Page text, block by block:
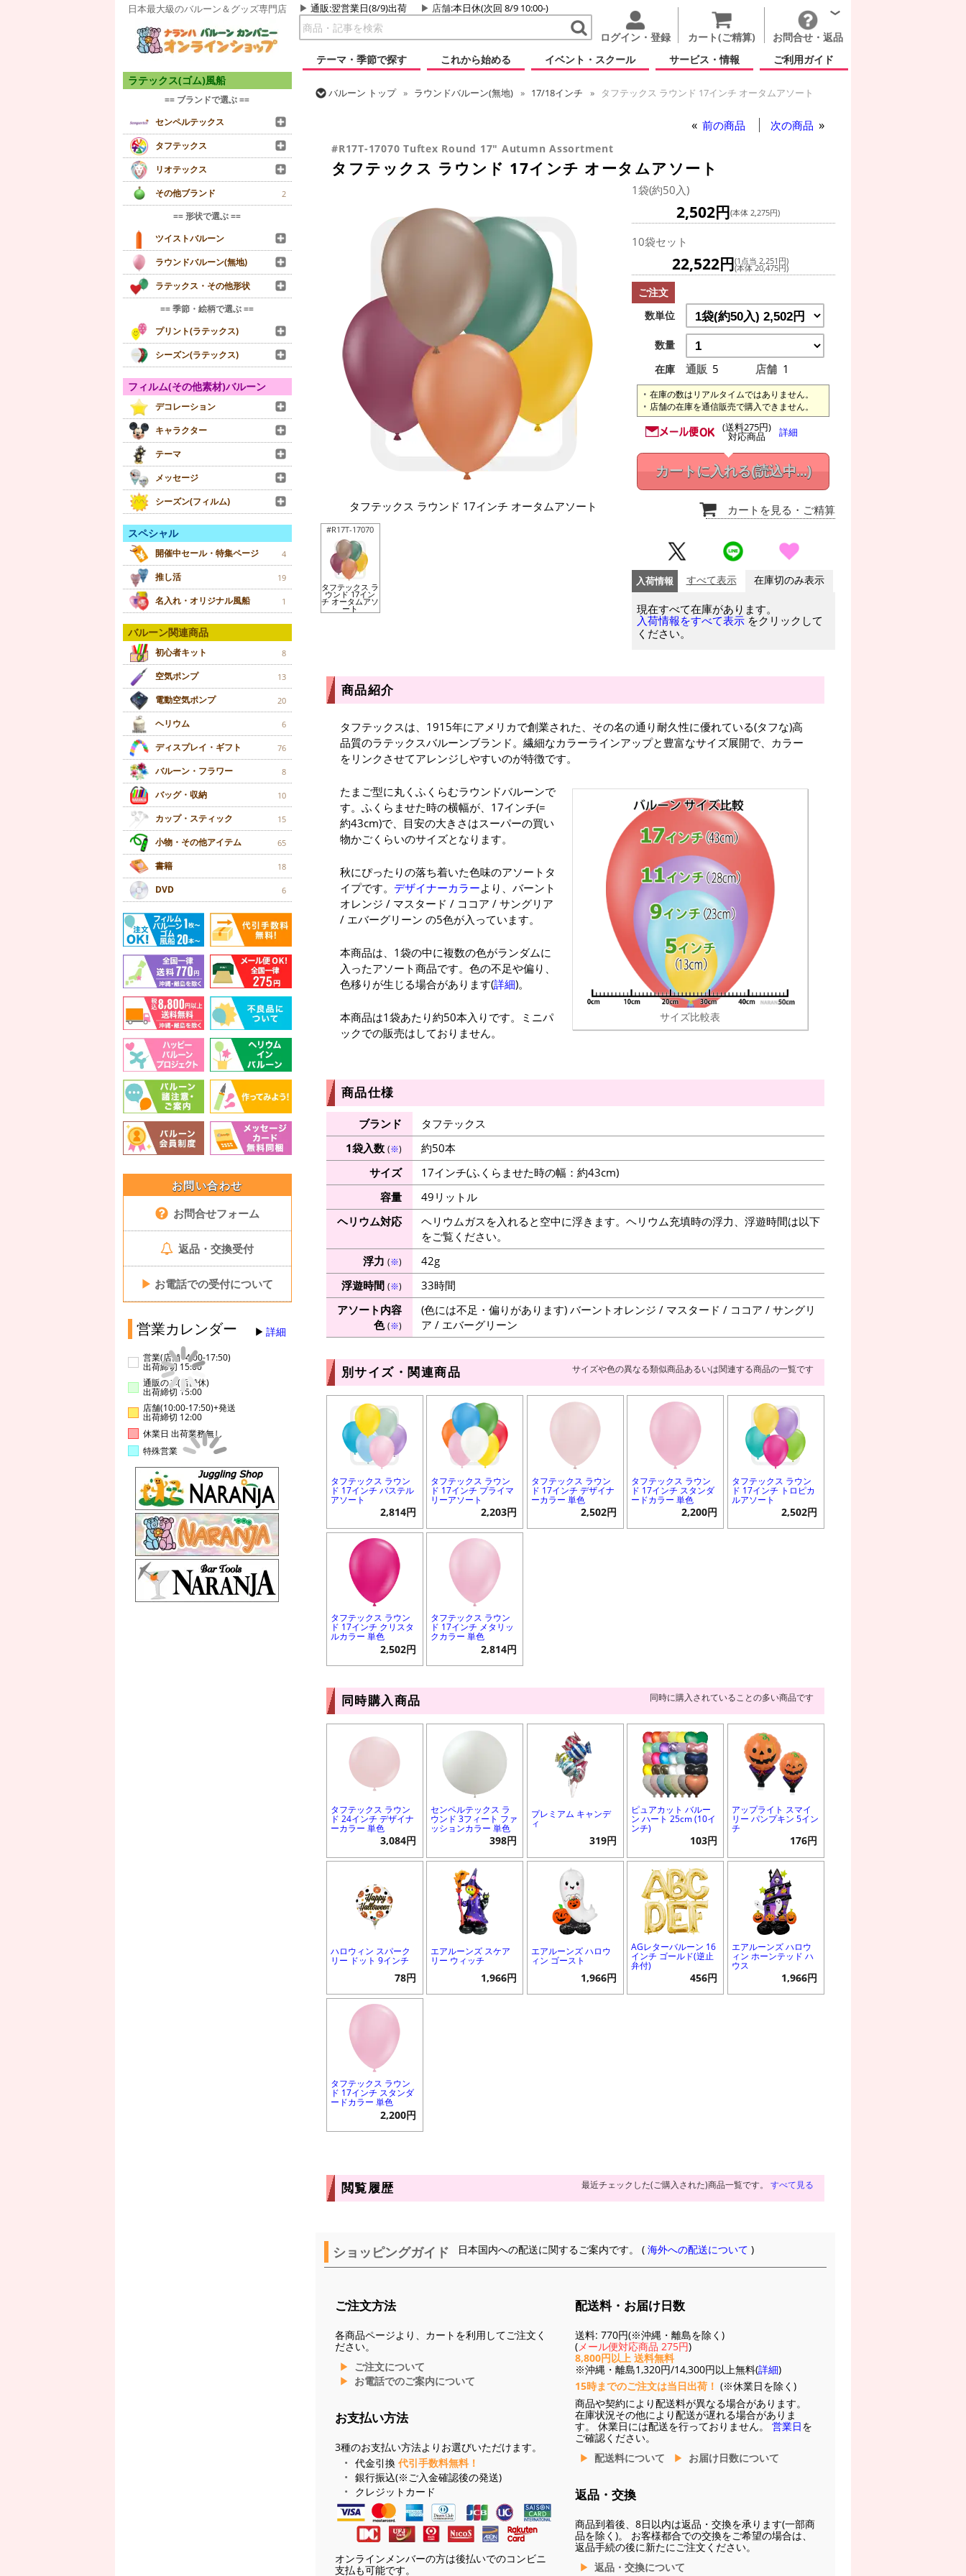
日本最大級のバルーン＆グッズ専門店 通販:翌営業日(8/9)出荷 店舗:本日休(次回 8/9 10:00-)
ログイン・登録 カート(ご精算)
お問合せ・返品
テーマ・季節で探す
これから始める イベント・スクール サービス・情報 ご利用ガイド
ラテックス(ゴム)風船
== ブランドで選ぶ ==
センペルテックス
タフテックス
リオテックス
その他ブランド
2
== 形状で選ぶ ==
ツイストバルーン
ラウンドバルーン(無地)
ラテックス・その他形状
== 季節・絵柄で選ぶ ==
プリント(ラテックス)
シーズン(ラテックス)
フィルム(その他素材)バルーン
デコレーション
キャラクター
テーマ
メッセージ
シーズン(フィルム)
スペシャル
開催中セール・特集ページ 4
推し活 19
名入れ・オリジナル風船 1
バルーン関連商品
初心者キット 8
空気ポンプ 13
電動空気ポンプ 20
ヘリウム 6
ディスプレイ・ギフト 76
バルーン・フラワー 8
バッグ・収納 10
カップ・スティック 15
小物・その他アイテム 65
書籍 18
DVD 6
お問い合わせ
お問合せフォーム
返品・交換受付
▶ お電話での受付について
営業カレンダー 詳細
営業(店舗14:00-17:50)
出荷締切 15:00
通販のみ(店舗休)
出荷締切 15:00
店舗(10:00-17:50)+発送
出荷締切 12:00
休業日 出荷業務無し
特殊営業
バルーン トップ ラウンドバルーン(無地) 17/18インチ
タフテックス ラウンド 17インチ オータムアソート
前の商品 次の商品
#R17T-17070 Tuftex Round 17" Autumn Assortment
タフテックス ラウンド 17インチ オータムアソート
タフテックス ラウンド 17インチ オータムアソート
#R17T-17070
タフテックス ラ
ウンド 17イン
チ オータムアソ
ート
1袋(約50入)
2,502円(本体 2,275円)
10袋セット
22,522円(1点当 2,251円)
(本体 20,475円)
ご注文
数単位
数量
在庫
通販 5 店舗 1
在庫の数はリアルタイムではありません。
店舗の在庫を通信販売で購入できません。
(送料275円)
対応商品 詳細
カートに入れる(読込中...)
カートを見る ・ご精算
入荷情報 すべて表示 在庫切のみ表示
現在すべて在庫があります。
入荷情報をすべて表示 をクリックして
ください。
商品紹介
タフテックスは、1915年にアメリカで創業された、その名の通り耐久性に優れている(タフな)高
品質のラテックスバルーンブランド。繊細なカラーラインアップと豊富なサイズ展開で、カラー
をリンクさせてアレンジしやすいのが特徴です。
サイズ比較表
たまご型に丸くふくらむラウンドバルーンで
す。ふくらませた時の横幅が、17インチ(=
約43cm)で、目安の大きさはスーパーの買い
物かごくらいのサイズとなります。
秋にぴったりの落ち着いた色味のアソートタ
イプです。 デザイナーカラーより、バーント
オレンジ / マスタード / ココア / サングリア
/ エバーグリーン の5色が入っています。
本商品は、1袋の中に複数の色がランダムに
入ったアソート商品です。色の不足や偏り、
色移りが生じる場合があります(詳細)。
本商品は1袋あたり約50本入りです。ミニパ
ックでの販売はしておりません。
商品仕様
ブランド
タフテックス
1袋入数 (※)
約50本
サイズ
17インチ(ふくらませた時の幅：約43cm)
容量
49リットル
ヘリウム対応
ヘリウムガスを入れると空中に浮きます。ヘリウム充填時の浮力、浮遊時間は以下
をご覧ください。
浮力 (※)
42g
浮遊時間 (※)
33時間
アソート内容
色(※)
(色には不足・偏りがあります) バーントオレンジ / マスタード / ココア / サングリ
ア / エバーグリーン
別サイズ・関連商品 サイズや色の異なる類似商品あるいは関連する商品の一覧です
タフテックス ラウン
ド 17インチ パステル
アソート
2,814円
タフテックス ラウン
ド 17インチ プライマ
リーアソート
2,203円
タフテックス ラウン
ド 17インチ デザイナ
ーカラー 単色
2,502円
タフテックス ラウン
ド 17インチ スタンダ
ードカラー 単色
2,200円
タフテックス ラウン
ド 17インチ トロピカ
ルアソート
2,502円
タフテックス ラウン
ド 17インチ クリスタ
ルカラー 単色
2,502円
タフテックス ラウン
ド 17インチ メタリッ
クカラー 単色
2,814円
同時購入商品 同時に購入されていることの多い商品です
タフテックス ラウン
ド 24インチ デザイナ
ーカラー 単色
3,084円
センペルテックス ラ
ウンド 3フィート ファ
ッションカラー 単色
398円
プレミアム キャンデ
ィ
319円
ピュアカット バルー
ン ハート 25cm (10イ
ンチ)
103円
アップライト スマイ
リー パンプキン 5イン
チ
176円
ハロウィン スパーク
リー ドット 9インチ
78円
エアルーンズ スケア
リー ウィッチ
1,966円
エアルーンズ ハロウ
ィン ゴースト
1,966円
AGレターバルーン 16
インチ ゴールド(逆止
弁付)
456円
エアルーンズ ハロウ
ィン ホーンテッド ハ
ウス
1,966円
タフテックス ラウン
ド 17インチ スタンダ
ードカラー 単色
2,200円
閲覧履歴 最近チェックした(ご購入された)商品一覧です。 すべて見る
ショッピングガイド 日本国内への配送に関するご案内です。 (海外への配送について )
ご注文方法
各商品ページより、カートを利用してご注文く
ださい。
ご注文について
お電話でのご案内について
お支払い方法
3種のお支払い方法よりお選びいただけます。
代金引換 代引手数料無料！
銀行振込(※ご入金確認後の発送)
クレジットカード
オンラインメンバーの方は後払いでのコンビニ
支払も可能です。
配送料・お届け日数
送料: 770円(※沖縄・離島を除く)
(メール便対応商品 275円)
8,800円以上 送料無料
※沖縄・離島1,320円/14,300円以上無料(詳細)
15時までのご注文は当日出荷！ (※休業日を除く)
商品や契約により配送料が異なる場合があります。
在庫状況その他により配送が遅れる場合がありま
す。 休業日には配送を行っておりません。 営業日を
ご確認ください。
配送料について
お届け日数について
返品・交換
商品到着後、8日以内は返品・交換を承ります(一部商
品を除く)。 お客様都合での交換をご希望の場合は、
返品手続の後に新たにご注文ください。
返品・交換について